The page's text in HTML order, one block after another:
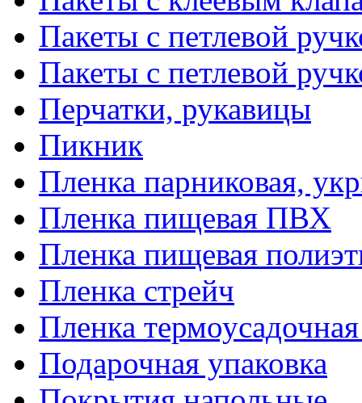
Пакеты с петлевой
Пакеты с петлевой
Перчатки, рукавицы
Пикник
Пленка парниковая,
Пленка пищевая ПВХ
Пленка пищевая
Пленка стрейч
Пленка
Подарочная упаковка